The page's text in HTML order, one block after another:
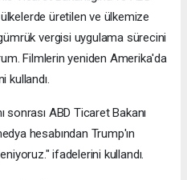
üretilen ve ülkemize
vergisi uygulama sürecini
Filmlerin yeniden Amerika'da
kullandı.
sonrası ABD Ticaret Bakanı
hesabından Trump'ın
ifadelerini kullandı.